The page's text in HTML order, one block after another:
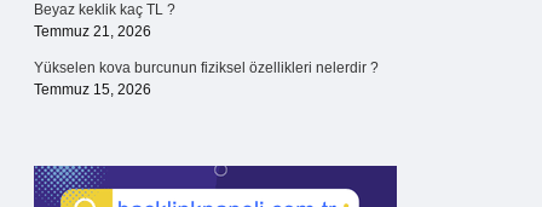
Beyaz keklik kaç TL ?
Temmuz 21, 2026
Yükselen kova burcunun fiziksel özellikleri nelerdir ?
Temmuz 15, 2026